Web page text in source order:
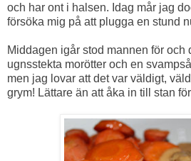
och har ont i halsen. Idag mår jag
försöka mig på att plugga en stund
Middagen igår stod mannen för och
ugnsstekta morötter och en
men jag lovar att det var väldigt,
grym! Lättare än att åka in till stan